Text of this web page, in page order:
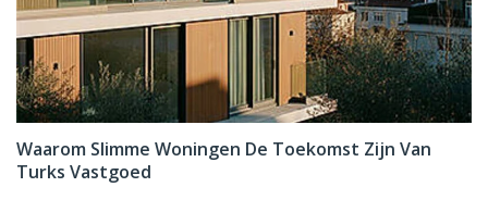
Waarom Slimme Woningen De Toekomst Zijn Van
Turks Vastgoed